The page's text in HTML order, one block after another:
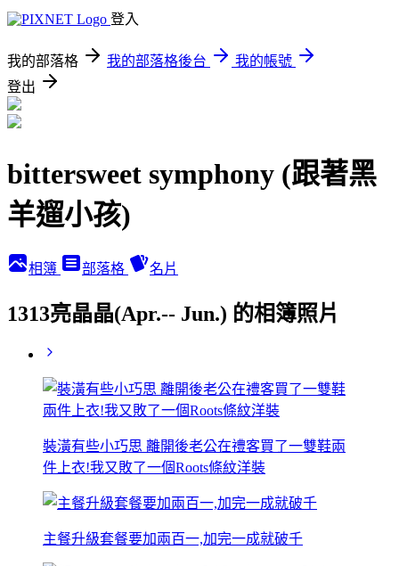
登入
我的部落格 我的部落格後台
我的帳號
登出
bittersweet symphony (跟著黑
羊遛小孩)
相簿 部落格 名片
1313亮晶晶(Apr.-- Jun.) 的相簿照片
裝潢有些小巧思 離開後老公在禮客買了一雙鞋兩
件上衣!我又敗了一個Roots條紋洋裝
主餐升級套餐要加兩百一,加完一成就破千